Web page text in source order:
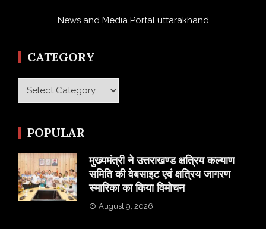
News and Media Portal uttarakhand
CATEGORY
Category
POPULAR
मुख्यमंत्री ने उत्तराखण्ड क्षत्रिय कल्याण
समिति की वेबसाइट एवं क्षत्रिय जागरण
स्मारिका का किया विमोचन
August 9, 2026